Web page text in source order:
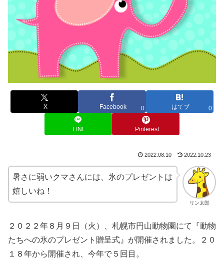
X Facebook 0 はてブ 0
LINE Pinterest
2022.08.10 2022.10.23
リン太郎
暑さに弱いクマさんには、氷のプレゼントは
嬉しいね！
２０２２年８月９日（火）、札幌市円山動物園にて『動物
たちへの氷のプレゼント贈呈式』が開催されました。２０
１８年から開催され、今年で５回目。